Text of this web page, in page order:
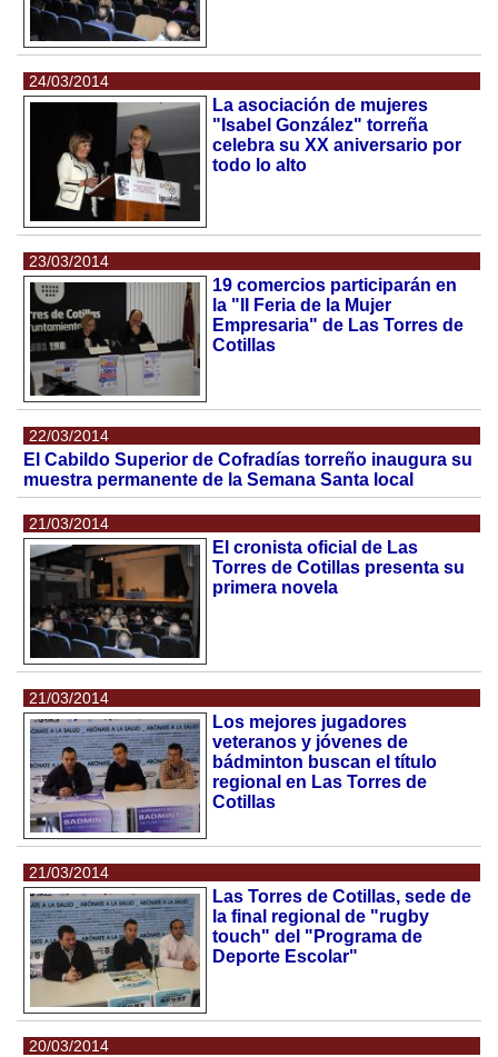
24/03/2014
La asociación de mujeres
"Isabel González" torreña
celebra su XX aniversario por
todo lo alto
23/03/2014
19 comercios participarán en
la "II Feria de la Mujer
Empresaria" de Las Torres de
Cotillas
22/03/2014
El Cabildo Superior de Cofradías torreño inaugura su
muestra permanente de la Semana Santa local
21/03/2014
El cronista oficial de Las
Torres de Cotillas presenta su
primera novela
21/03/2014
Los mejores jugadores
veteranos y jóvenes de
bádminton buscan el título
regional en Las Torres de
Cotillas
21/03/2014
Las Torres de Cotillas, sede de
la final regional de "rugby
touch" del "Programa de
Deporte Escolar"
20/03/2014